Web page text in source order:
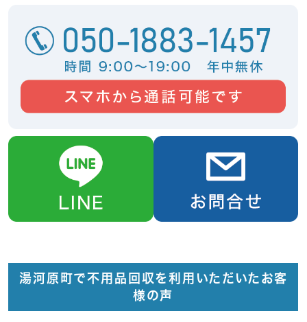
湯河原町で不用品回収を利用いただいたお客
様の声